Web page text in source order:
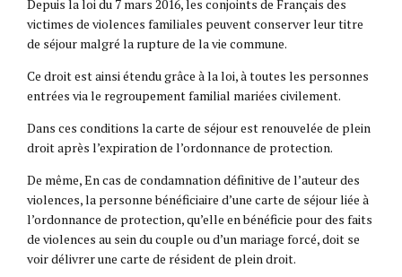
Depuis la loi du 7 mars 2016, les conjoints de Français des
victimes de violences familiales peuvent conserver leur titre
de séjour malgré la rupture de la vie commune.
Ce droit est ainsi étendu grâce à la loi, à toutes les personnes
entrées via le regroupement familial mariées civilement.
Dans ces conditions la carte de séjour est renouvelée de plein
droit après l’expiration de l’ordonnance de protection.
De même, En cas de condamnation définitive de l’auteur des
violences, la personne bénéficiaire d’une carte de séjour liée à
l’ordonnance de protection, qu’elle en bénéficie pour des faits
de violences au sein du couple ou d’un mariage forcé, doit se
voir délivrer une carte de résident de plein droit.